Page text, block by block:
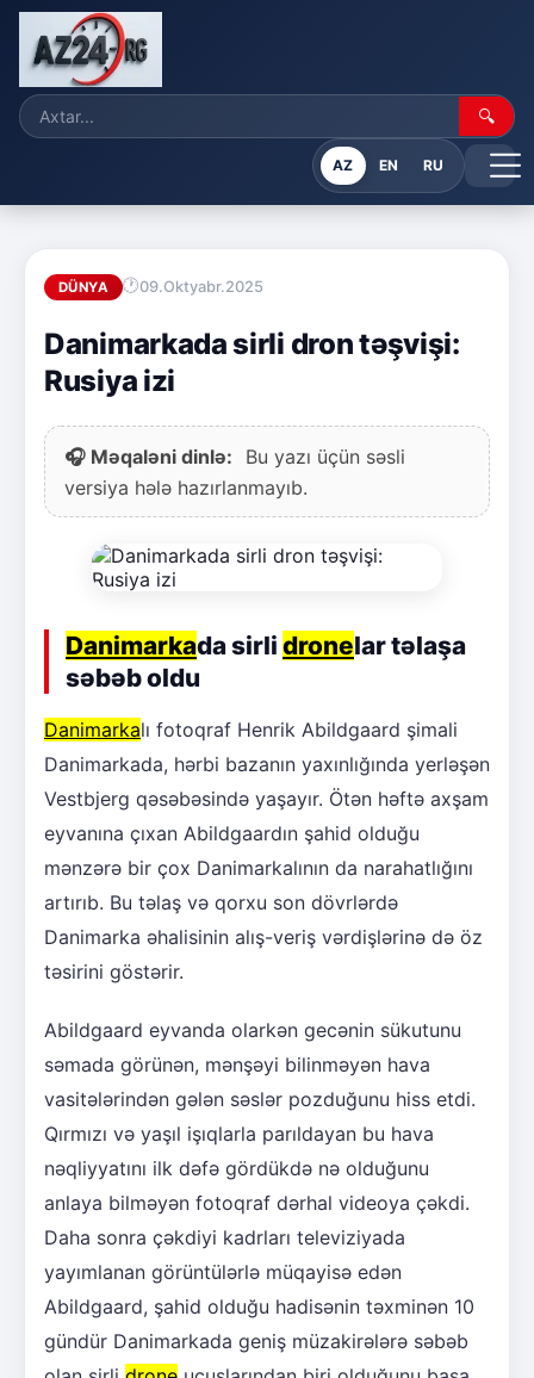
🔍
AZ EN RU
DÜNYA 09.Oktyabr.2025
Danimarkada sirli dron təşvişi:
Rusiya izi
🎧 Məqaləni dinlə:
Bu yazı üçün səsli
versiya hələ hazırlanmayıb.
Danimarkada sirli dronelar təlaşa
səbəb oldu
Danimarkalı fotoqraf Henrik Abildgaard şimali
Danimarkada, hərbi bazanın yaxınlığında yerləşən
Vestbjerg qəsəbəsində yaşayır. Ötən həftə axşam
eyvanına çıxan Abildgaardın şahid olduğu
mənzərə bir çox Danimarkalının da narahatlığını
artırıb. Bu təlaş və qorxu son dövrlərdə
Danimarka əhalisinin alış-veriş vərdişlərinə də öz
təsirini göstərir.
Abildgaard eyvanda olarkən gecənin sükutunu
səmada görünən, mənşəyi bilinməyən hava
vasitələrindən gələn səslər pozduğunu hiss etdi.
Qırmızı və yaşıl işıqlarla parıldayan bu hava
nəqliyyatını ilk dəfə gördükdə nə olduğunu
anlaya bilməyən fotoqraf dərhal videoya çəkdi.
Daha sonra çəkdiyi kadrları televiziyada
yayımlanan görüntülərlə müqayisə edən
Abildgaard, şahid olduğu hadisənin təxminən 10
gündür Danimarkada geniş müzakirələrə səbəb